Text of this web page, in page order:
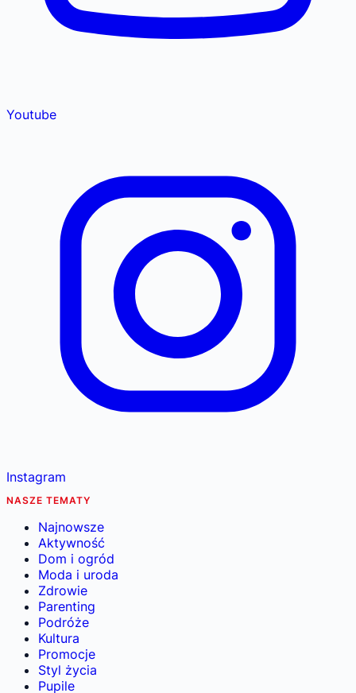
Youtube
Instagram
NASZE TEMATY
Najnowsze
Aktywność
Dom i ogród
Moda i uroda
Zdrowie
Parenting
Podróże
Kultura
Promocje
Styl życia
Pupile